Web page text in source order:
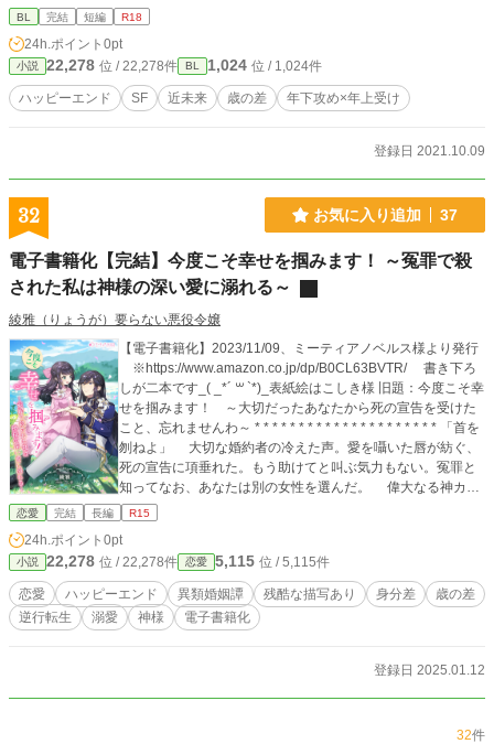
BL 完結 短編 R18
24h.ポイント 0pt
小説 22,278 位 / 22,278件 BL 1,024 位 / 1,024件
ハッピーエンド SF 近未来 歳の差 年下攻め×年上受け
登録日 2021.10.09
32 お気に入り追加 37
電子書籍化【完結】今度こそ幸せを掴みます！ ～冤罪で殺
された私は神様の深い愛に溺れる～
綾雅（りょうが）要らない悪役令嬢
【電子書籍化】2023/11/09、ミーティアノベルス様より発行
※https://www.amazon.co.jp/dp/B0CL63BVTR/ 書き下ろ
しが二本です_( _*´ ꒳ `*)_表紙絵はこしき様 旧題：今度こそ幸
せを掴みます！ ～大切だったあなたから死の宣告を受けた
こと、忘れませんわ～ * * * * * * * * * * * * * * * * * * * * * 「首を
刎ねよ」 大切な婚約者の冷えた声。愛を囁いた唇が紡ぐ、
死の宣告に項垂れた。もう助けてと叫ぶ気力もない。冤罪と
知ってなお、あなたは別の女性を選んだ。 偉大なる神カオ
スに最期の祈りを捧げた私は、愛する家族の前で首を落とさ
目覚める。状況が理解できないまま、２１歳の記憶を悪夢の
出来事なのだと言い聞かせた。しかし現実は記憶通りに動き
始め……。私は今度こそ大切な家族のために生きるわ。あな
たとの婚約なんて御免よ。 記憶通りに流れていく現実を引
き留めるため、努力を積み重ねる私は予想外の人から愛され
恋愛 完結 長編 R15
24h.ポイント 0pt
小説 22,278 位 / 22,278件 恋愛 5,115 位 / 5,115件
恋愛 ハッピーエンド 異類婚姻譚 残酷な描写あり 身分差
歳の差
逆行転生
溺愛 神様 電子書籍化
登録日 2025.01.12
32件